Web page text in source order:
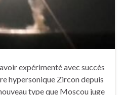
expérimenté avec succès
hypersonique Zircon depuis
type que Moscou juge